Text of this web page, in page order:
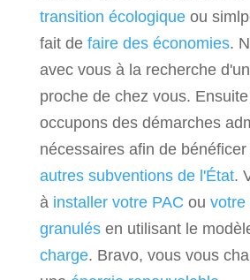
transition écologiqueou
fait de faire des économies.
avec vous à la recherche d'un
proche de chez vous.
occupons des démarches
nécessaires afin de bénéficer
autres subventions de l'État.
à installer votre PAC ou votre
granulésen utilisant le
charge. Bravo, vous vous